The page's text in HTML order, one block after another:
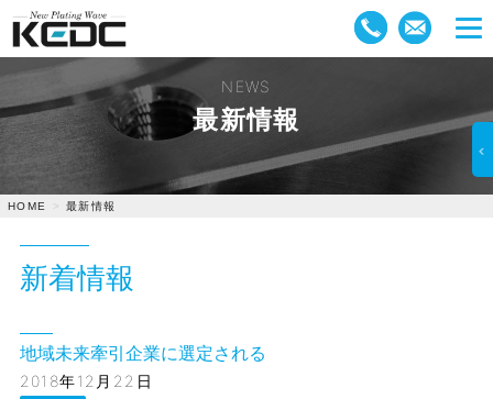
NEWS
最新情報
HOME 最新情報
新着情報
地域未来牽引企業に選定される
2018年12月22日